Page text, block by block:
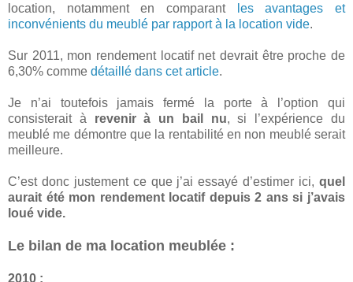
location, notamment en comparant
les avantages et
inconvénients du meublé par rapport à la location vide.
Sur 2011, mon rendement locatif net devrait être proche de
6,30% comme détaillé dans cet article.
Je n’ai toutefois jamais fermé la porte à l’option qui
consisterait à revenir à un bail nu, si l’expérience du
meublé me démontre que la rentabilité en non meublé serait
meilleure.
C’est donc justement ce que j’ai essayé d’estimer ici, quel
aurait été mon rendement locatif depuis 2 ans si j’avais
loué vide.
Le bilan de ma location meublée :
2010 :